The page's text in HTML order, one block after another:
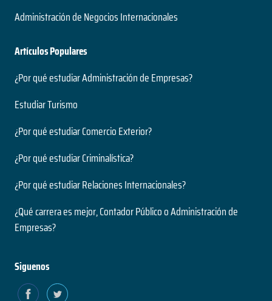
Administración de Negocios Internacionales
Artículos Populares
¿Por qué estudiar Administración de Empresas?
Estudiar Turismo
¿Por qué estudiar Comercio Exterior?
¿Por qué estudiar Criminalística?
¿Por qué estudiar Relaciones Internacionales?
¿Qué carrera es mejor, Contador Público o Administración de
Empresas?
Siguenos